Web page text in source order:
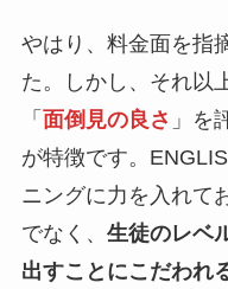
やはり、料金面を指
た。しかし、それ以
「 面倒見の良さ 」を
が特徴です。
ニングに力を入れて
でなく、 生徒のレベ
出すことにこだわれ